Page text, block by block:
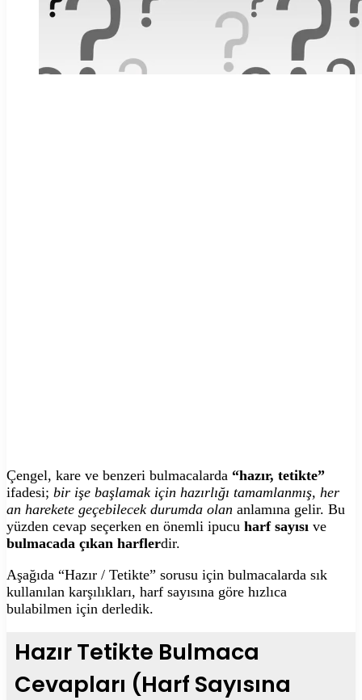
Çengel, kare ve benzeri bulmacalarda “hazır, tetikte”
ifadesi; bir işe başlamak için hazırlığı tamamlanmış, her
an harekete geçebilecek durumda olan anlamına gelir. Bu
yüzden cevap seçerken en önemli ipucu harf sayısı ve
bulmacada çıkan harflerdir.
Aşağıda “Hazır / Tetikte” sorusu için bulmacalarda sık
kullanılan karşılıkları, harf sayısına göre hızlıca
bulabilmen için derledik.
Hazır Tetikte Bulmaca
Cevapları (Harf Sayısına